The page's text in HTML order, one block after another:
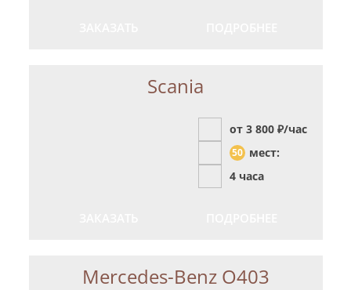
Scania
от 3 800 ₽/час
50 мест:
4 часа
Mercedes-Benz О403